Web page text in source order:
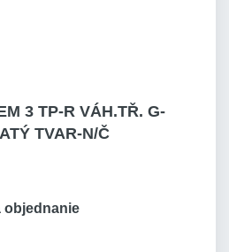
3 TP-R VÁH.TŘ. G-
TVAR-N/Č
objednanie